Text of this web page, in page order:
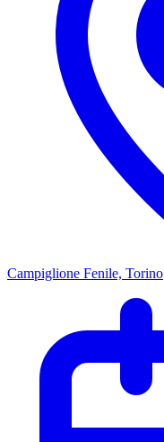
Campiglione Fenile, Torino